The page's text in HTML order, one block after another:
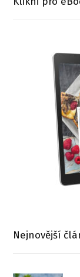
Nejnovější